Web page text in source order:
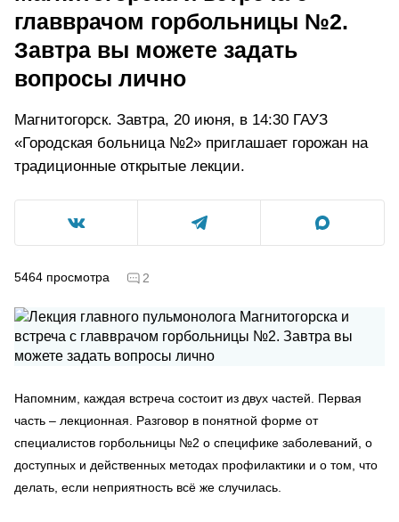
главврачом горбольницы №2.
Завтра вы можете задать
вопросы лично
Магнитогорск. Завтра, 20 июня, в 14:30 ГАУЗ
«Городская больница №2» приглашает горожан на
традиционные открытые лекции.
5464 просмотра 2
Напомним, каждая встреча состоит из двух частей. Первая
часть – лекционная. Разговор в понятной форме от
специалистов горбольницы №2 о специфике заболеваний, о
доступных и действенных методах профилактики и о том, что
делать, если неприятность всё же случилась.